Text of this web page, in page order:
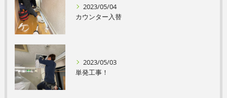
2023/05/04
カウンター入替
2023/05/03
単発工事！